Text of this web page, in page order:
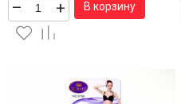
– + В корзину